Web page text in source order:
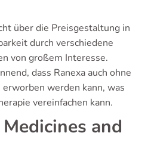
über die Preisgestaltung in
durch verschiedene
von großem Interesse.
dass Ranexa auch ohne
werden kann, was
vereinfachen kann.
and